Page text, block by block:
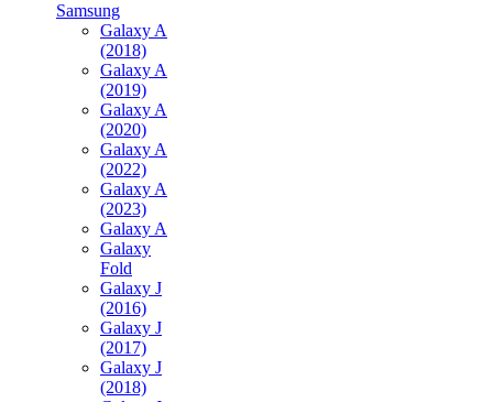
Samsung
Galaxy A
(2018)
Galaxy A
(2019)
Galaxy A
(2020)
Galaxy A
(2022)
Galaxy A
(2023)
Galaxy A
Galaxy
Fold
Galaxy J
(2016)
Galaxy J
(2017)
Galaxy J
(2018)